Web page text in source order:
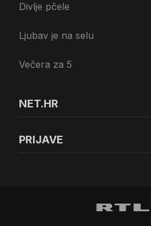
Divlje pčele
Ljubav je na selu
Večera za 5
NET.HR
PRIJAVE